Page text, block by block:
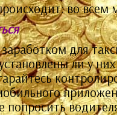
во
для
ли у